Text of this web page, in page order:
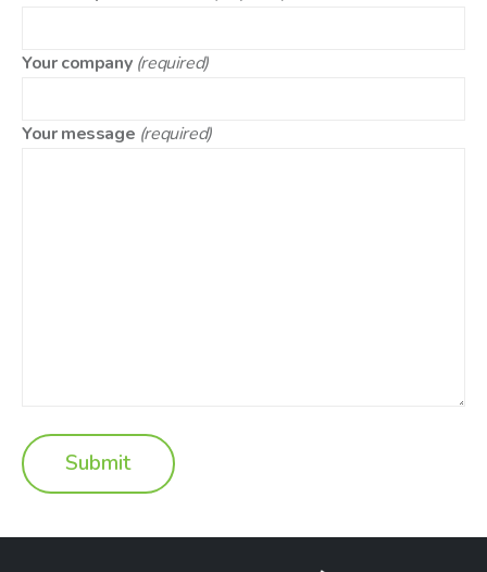
Your company (required)
Your message (required)